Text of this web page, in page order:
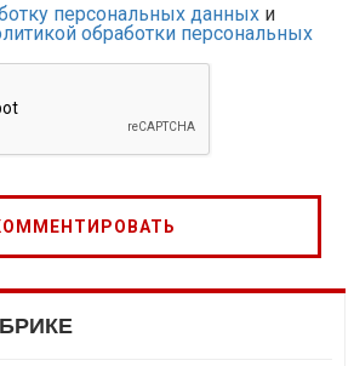
персональных данных и
обработки персональных